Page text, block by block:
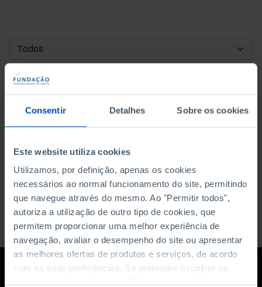
Consentir Detalhes Sobre os cookies
Este website utiliza cookies
Utilizamos, por definição, apenas os cookies
necessários ao normal funcionamento do site, permitindo
que navegue através do mesmo. Ao "Permitir todos",
autoriza a utilização de outro tipo de cookies, que
permitem proporcionar uma melhor experiência de
navegação, avaliar o desempenho do site ou apresentar
as melhores ofertas de produtos e serviços, de acordo
com as suas preferências. Se pretender escolher os
DATA DE INÍCIO
DATA DE FIM